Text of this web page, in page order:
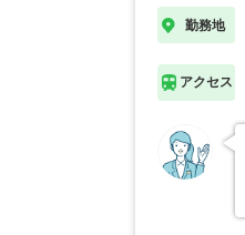
勤務地
アクセス